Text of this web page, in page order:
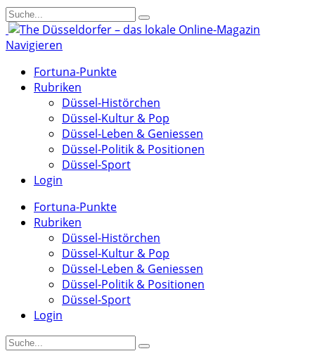
Navigieren
Fortuna-Punkte
Rubriken
Düssel-Histörchen
Düssel-Kultur & Pop
Düssel-Leben & Geniessen
Düssel-Politik & Positionen
Düssel-Sport
Login
Fortuna-Punkte
Rubriken
Düssel-Histörchen
Düssel-Kultur & Pop
Düssel-Leben & Geniessen
Düssel-Politik & Positionen
Düssel-Sport
Login